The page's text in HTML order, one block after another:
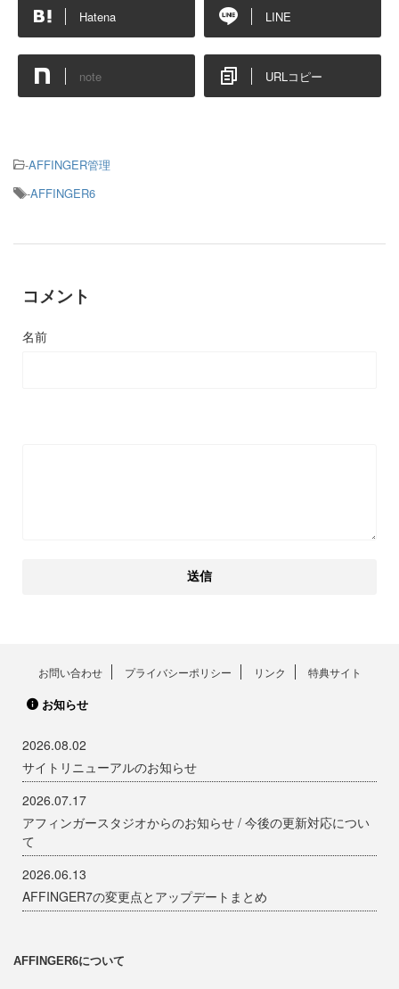
Hatena LINE
note URLコピー
-AFFINGER管理
-AFFINGER6
コメント
名前
お問い合わせ プライバシーポリシー リンク 特典サイト
お知らせ
2026.08.02
サイトリニューアルのお知らせ
2026.07.17
アフィンガースタジオからのお知らせ / 今後の更新対応につい
て
2026.06.13
AFFINGER7の変更点とアップデートまとめ
AFFINGER6について